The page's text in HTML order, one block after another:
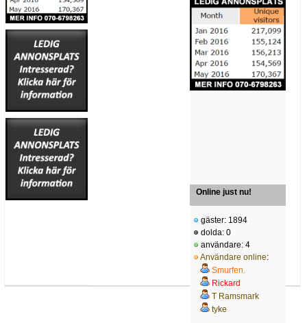
Online just nu!
gäster: 1894
dolda: 0
användare: 4
Användare online:
Smurfen.
Rickard
T Ramsmark
tyke